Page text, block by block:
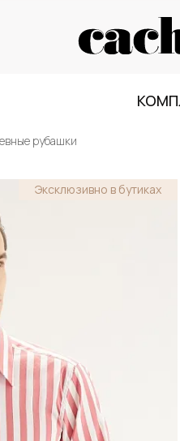
рубашки
Эксклюзивно в бутиках